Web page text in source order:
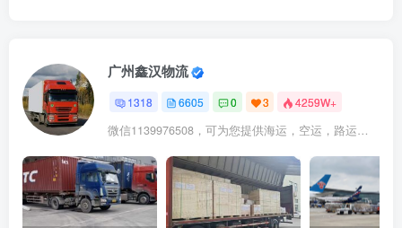
广州鑫汉物流
1318 6605 0 3 4259W+
微信1139976508，可为您提供海运，空运，路运，铁路运输